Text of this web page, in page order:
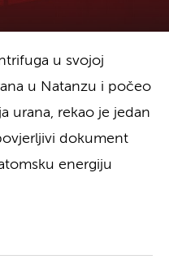
u svojoj
u Natanzu i počeo
urana, rekao je jedan
dokument
energiju